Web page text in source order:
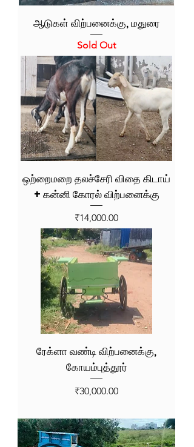
ஆடுகள் விற்பனைக்கு, மதுரை
Sold Out
ஒற்றைமறை தலச்சேரி விதை கிடாய்
+ கன்னி கோரல் விற்பனைக்கு
Price
₹14,000.00
ரேக்ளா வண்டி விற்பனைக்கு,
கோயம்புத்தூர்
Price
₹30,000.00